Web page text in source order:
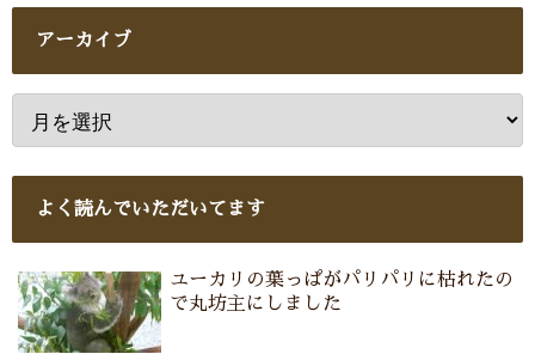
アーカイブ
よく読んでいただいてます
ユーカリの葉っぱがパリパリに枯れたの
で丸坊主にしました